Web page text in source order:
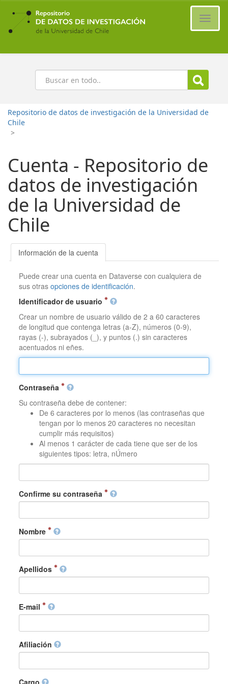
Ir
contenido
principal
Buscar
Repositorio de datos de investigación de la Universidad de
Chile
>
Cuenta - Repositorio de
datos de investigación
de la Universidad de
Chile
Información de la cuenta
Puede crear una cuenta en Dataverse con cualquiera de
sus otrasopciones de identificación.
Identificador de usuario
Crear un nombre de usuario válido de 2 a 60 caracteres
de longitud que contenga letras (a-Z), números (0-9),
rayas (-), subrayados (_), y puntos (.) sin caracteres
acentuados ni eñes.
Contraseña
Su contraseña debe de contener:
De 6 caracteres por lo menos (las contraseñas que
tengan por lo menos 20 caracteres no necesitan
cumplir más requisitos)
Al menos 1 carácter de cada tiene que ser de los
siguientes tipos: letra, nÚmero
Confirme su contraseña
Nombre
Apellidos
E-mail
Afiliación
Cargo